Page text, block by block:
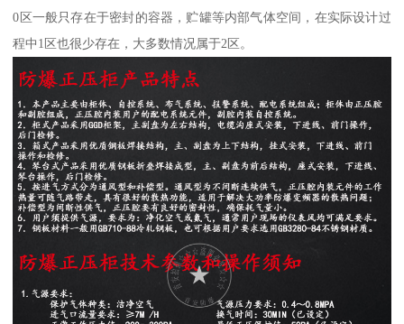
0区一般只存在于密封的容器，贮罐等内部气体空间，在实际设计过
程中1区也很少存在，大多数情况属于2区。